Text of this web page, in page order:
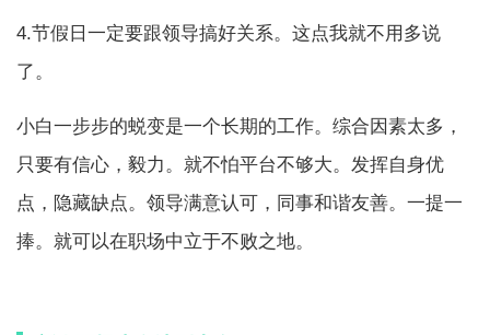
4.节假日一定要跟领导搞好关系。这点我就不用多说
了。
小白一步步的蜕变是一个长期的工作。综合因素太多，
只要有信心，毅力。就不怕平台不够大。发挥自身优
点，隐藏缺点。领导满意认可，同事和谐友善。一提一
捧。就可以在职场中立于不败之地。